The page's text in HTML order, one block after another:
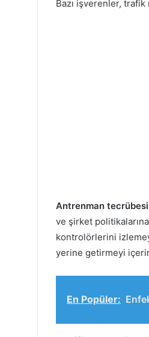
Bazı işverenler,
Antrenman
ve şirket
kontrolörlerini
yerine getirmeyi
En Popüler: